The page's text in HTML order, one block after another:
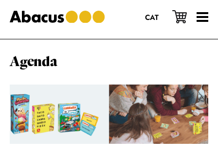
al
contenido
a
la
lateral
al
pie
página
CAT
Agenda